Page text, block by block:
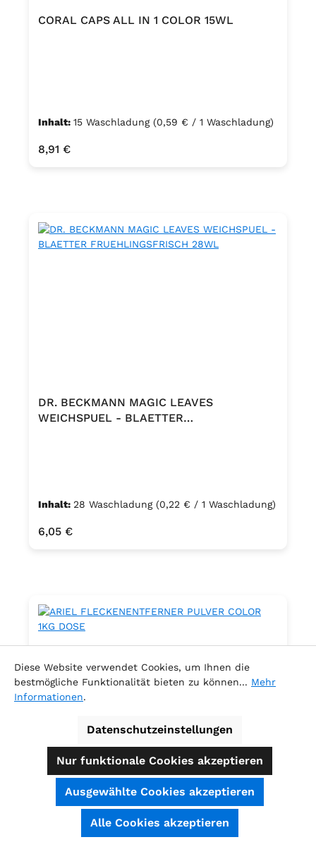
CORAL CAPS ALL IN 1 COLOR 15WL
Inhalt: 15 Waschladung (0,59 € / 1 Waschladung)
Regulärer Preis:
8,91 €
DR. BECKMANN MAGIC LEAVES
WEICHSPUEL - BLAETTER
Inhalt: 28 Waschladung (0,22 € / 1 Waschladung)
Regulärer Preis:
6,05 €
ARIEL FLECKENENTFERNER PULVER
COLOR 1KG DOSE
Diese Website verwendet Cookies, um Ihnen die
bestmögliche Funktionalität bieten zu können... Mehr
Informationen.
Datenschutzeinstellungen
Nur funktionale Cookies akzeptieren
Ausgewählte Cookies akzeptieren
Alle Cookies akzeptieren
SEHR GUT (4.74 / 5)
Bewertungen bei: shopauskunft.de, ausgezeichnet.org, shopvote.de ⓘ
Informationen zur Echtheit der Bewertungen